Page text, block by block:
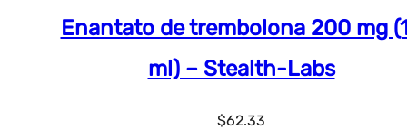
Enantato de trembolona 200 mg
ml) – Stealth-Labs
$62.33